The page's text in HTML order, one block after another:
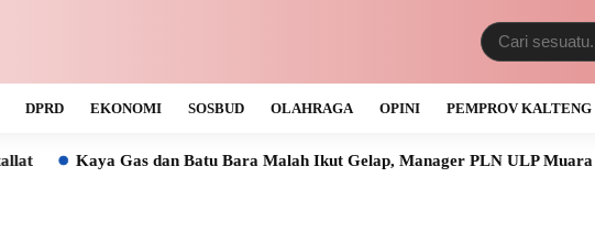
DPRD EKONOMI SOSBUD OLAHRAGA OPINI PEMPROV KALTENG
Kaya Gas dan Batu Bara Malah Ikut Gelap, Manager PLN ULP Muara